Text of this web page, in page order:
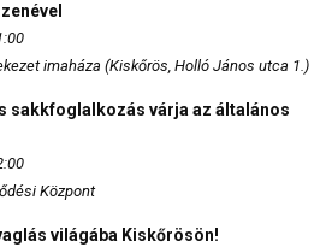
imaháza (Kiskőrös, Holló János utca 1.)
sakkfoglalkozás várja az általános
Központ
világába Kiskőrösön!